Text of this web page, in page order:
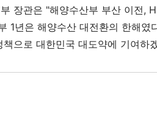
장관은 "해양수산부 부산 이전,
1년은 해양수산 대전환의 한해
책으로 대한민국 대도약에 기여하